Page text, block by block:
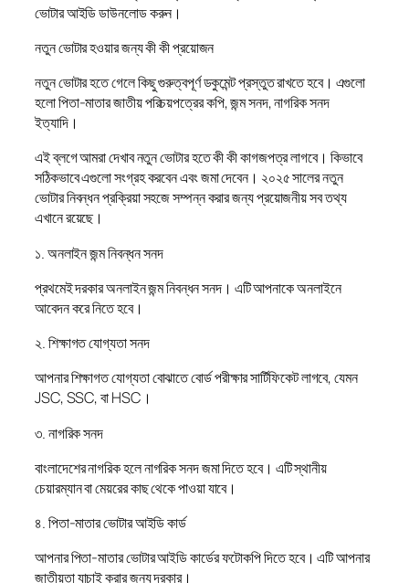
ভোটার আইডি ডাউনলোড করুন।
নতুন ভোটার হওয়ার জন্য কী কী প্রয়োজন
নতুন ভোটার হতে গেলে কিছু গুরুত্বপূর্ণ ডকুমেন্ট প্রস্তুত রাখতে হবে। এগুলো
হলো পিতা-মাতার জাতীয় পরিচয়পত্রের কপি, জন্ম সনদ, নাগরিক সনদ
ইত্যাদি।
এই ব্লগে আমরা দেখাব নতুন ভোটার হতে কী কী কাগজপত্র লাগবে। কিভাবে
সঠিকভাবে এগুলো সংগ্রহ করবেন এবং জমা দেবেন। ২০২৫ সালের নতুন
ভোটার নিবন্ধন প্রক্রিয়া সহজে সম্পন্ন করার জন্য প্রয়োজনীয় সব তথ্য
এখানে রয়েছে।
১. অনলাইন জন্ম নিবন্ধন সনদ
প্রথমেই দরকার অনলাইন জন্ম নিবন্ধন সনদ। এটি আপনাকে অনলাইনে
আবেদন করে নিতে হবে।
২. শিক্ষাগত যোগ্যতা সনদ
আপনার শিক্ষাগত যোগ্যতা বোঝাতে বোর্ড পরীক্ষার সার্টিফিকেট লাগবে, যেমন
JSC, SSC, বা HSC।
৩. নাগরিক সনদ
বাংলাদেশের নাগরিক হলে নাগরিক সনদ জমা দিতে হবে। এটি স্থানীয়
চেয়ারম্যান বা মেয়রের কাছ থেকে পাওয়া যাবে।
৪. পিতা-মাতার ভোটার আইডি কার্ড
আপনার পিতা-মাতার ভোটার আইডি কার্ডের ফটোকপি দিতে হবে। এটি আপনার
জাতীয়তা যাচাই করার জন্য দরকার।